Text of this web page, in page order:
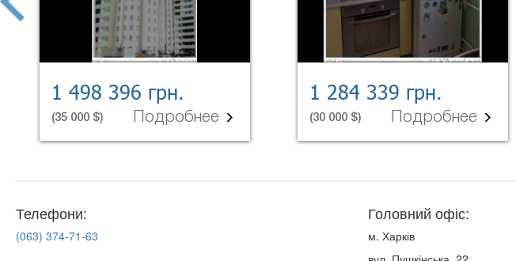
1 498 396 грн.
(35 000 $) Подробнее
1 284 339 грн.
(30 000 $) Подробнее
Телефони:
(063) 374-71-63
Головний офіс:
м. Харків